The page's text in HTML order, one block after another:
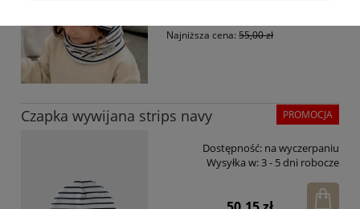
Najniższa cena:55,00 zł
Czapka wywijana strips navy
Dostępność: na wyczerpaniu
Wysyłka w:3 - 5 dni robocze
PROMOCJA